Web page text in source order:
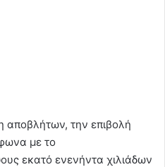
αποβλήτων, την επιβολή
με το
εκατό ενενήντα χιλιάδων